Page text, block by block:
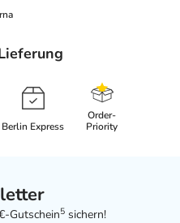
Berlin Express
Order-
Priority
Gutschein5 sichern!